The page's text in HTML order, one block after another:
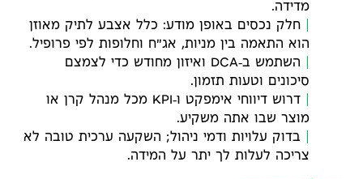
מדידה.
חלק נכסים באופן מודע: כלל אצבע לתיק מאוזן
הוא התאמה בין מניות, אג"ח וחלופות לפי פרופיל.
השתמש ב‑DCA ואיזון מחודש כדי לצמצם
סיכונים וטעות תזמון.
דרוש דיווחי אימפקט ו‑KPI מכל מנהל קרן או
מוצר שבו אתה משקיע.
בדוק עלויות ודמי ניהול; השקעה ערכית טובה לא
צריכה לעלות לך יתר על המידה.